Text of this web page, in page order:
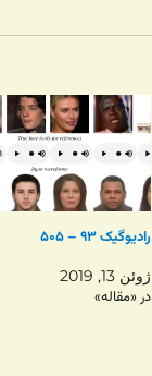
رادیوگیک ۹۳ – ۵۰۵
ژوئن 13, 2019
در «مقاله»